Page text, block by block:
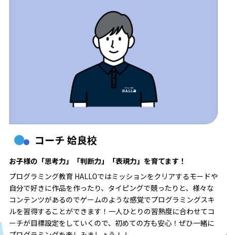
コーチ 姶良校
お子様の「思考力」「判断力」「表現力」を育てます！
プログラミング教育 HALLOではミッションをクリアするモードや
自分で好きに作品を作ったり、タイピングで競ったりと、様々な
コンテンツがあるのでゲームのような感覚でプログラミングスキ
ルを習得することができます！一人ひとりの習熟度に合わせてコ
ーチが目標設定をしていくので、初めての方も安心！ぜひ一緒に